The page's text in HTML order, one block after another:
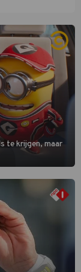
te krijgen, maar